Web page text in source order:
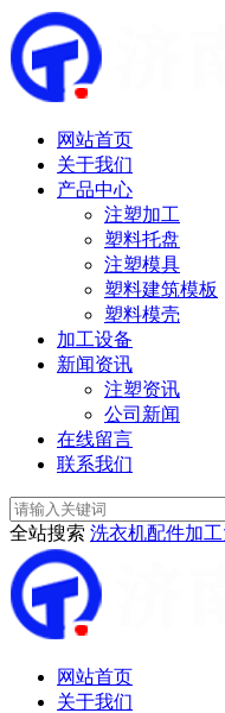
网站首页
关于我们
产品中心
注塑加工
塑料托盘
注塑模具
塑料建筑模板
塑料模壳
加工设备
新闻资讯
注塑资讯
公司新闻
在线留言
联系我们
全站搜索 洗衣机配件加工
网站首页
关于我们